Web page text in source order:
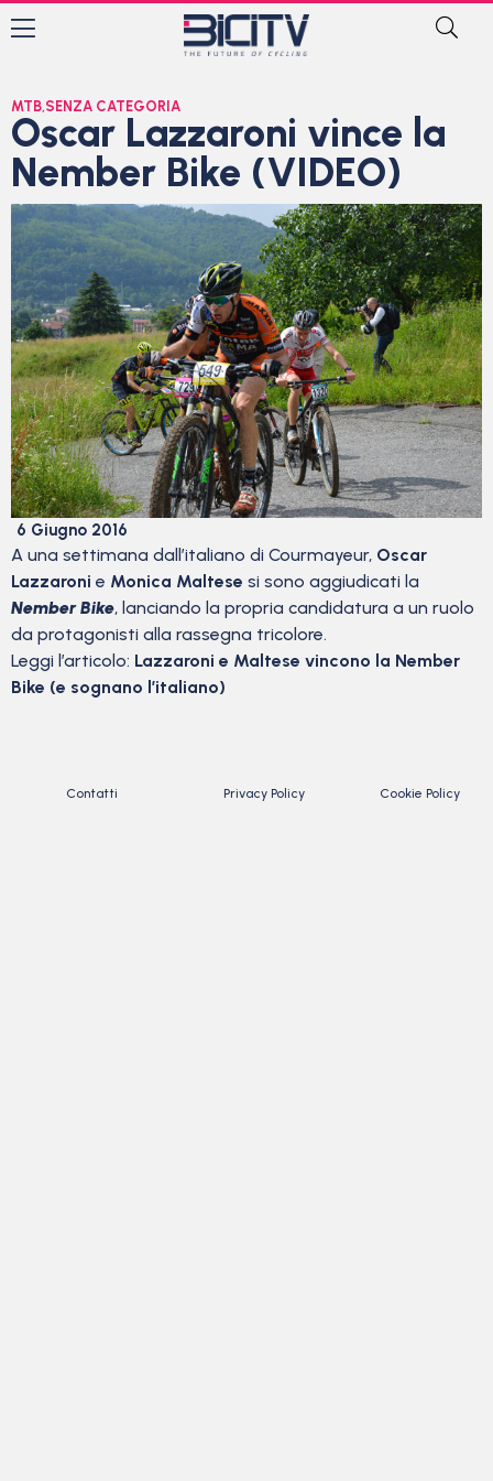
MTB,SENZA CATEGORIA
Oscar Lazzaroni vince la
Nember Bike (VIDEO)
6 Giugno 2016
A una settimana dall’italiano di Courmayeur, Oscar
Lazzaroni e Monica Maltese si sono aggiudicati la
Nember Bike, lanciando la propria candidatura a un ruolo
da protagonisti alla rassegna tricolore.
Leggi l’articolo: Lazzaroni e Maltese vincono la Nember
Bike (e sognano l’italiano)
Contatti Privacy Policy Cookie Policy